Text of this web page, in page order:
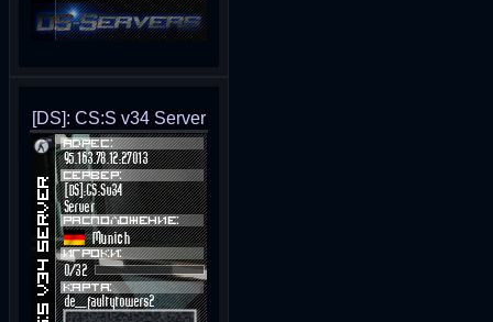
[DS]: CS:S v34 Server